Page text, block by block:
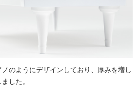
のようにデザインしており、厚みを増し
した。